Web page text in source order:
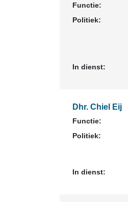
Functie:
Politiek:
In dienst:
Dhr. Chiel Eij
Functie:
Politiek:
In dienst: